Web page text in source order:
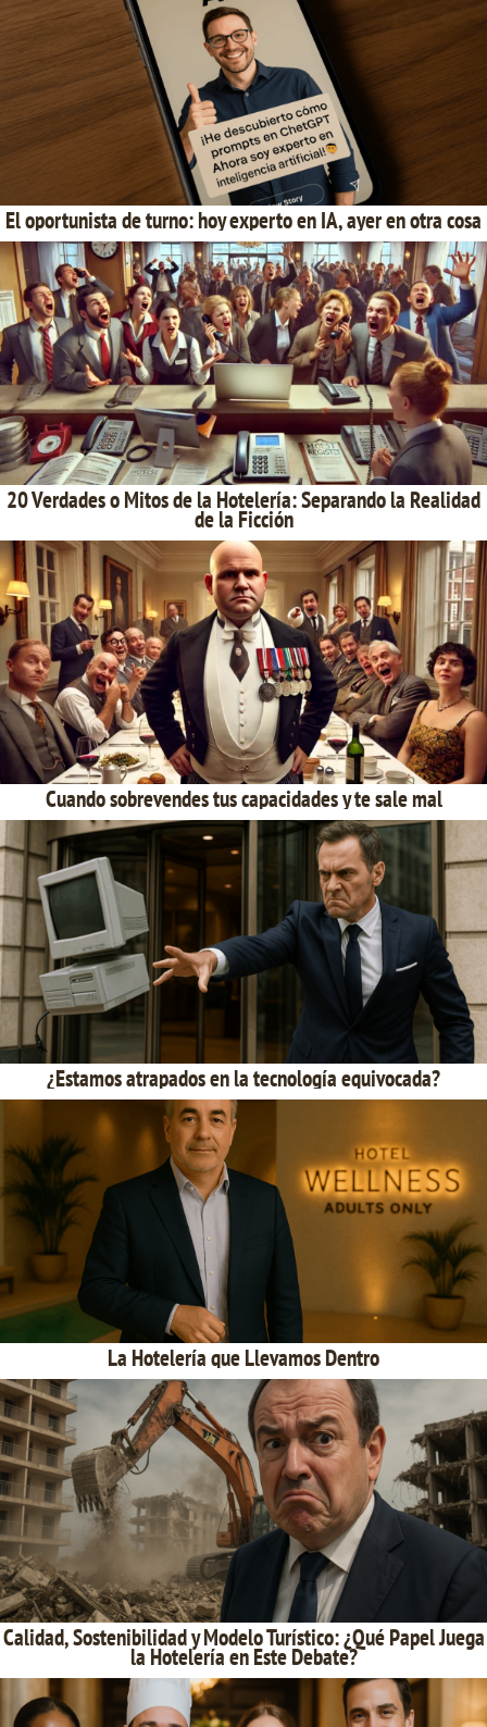
El oportunista de turno: hoy experto en IA, ayer en otra cosa
20 Verdades o Mitos de la Hotelería: Separando la Realidad
de la Ficción
Cuando sobrevendes tus capacidades y te sale mal
¿Estamos atrapados en la tecnología equivocada?
La Hotelería que Llevamos Dentro
Calidad, Sostenibilidad y Modelo Turístico: ¿Qué Papel Juega
la Hotelería en Este Debate?